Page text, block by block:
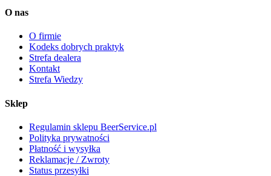
O nas
O firmie
Kodeks dobrych praktyk
Strefa dealera
Kontakt
Strefa Wiedzy
Sklep
Regulamin sklepu BeerService.pl
Polityka prywatności
Płatność i wysyłka
Reklamacje / Zwroty
Status przesyłki